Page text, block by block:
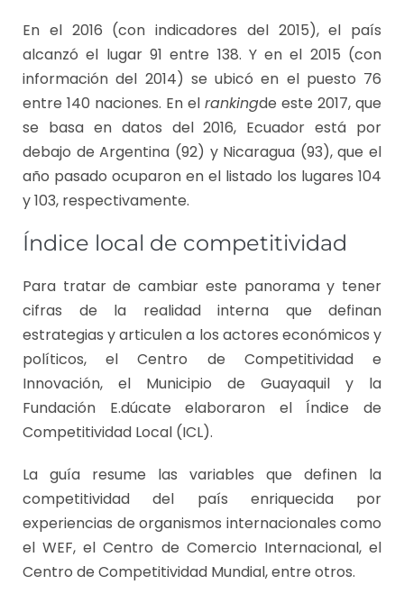
En el 2016 (con indicadores del 2015), el país
alcanzó el lugar 91 entre 138. Y en el 2015 (con
información del 2014) se ubicó en el puesto 76
entre 140 naciones. En el rankingde este 2017, que
se basa en datos del 2016, Ecuador está por
debajo de Argentina (92) y Nicaragua (93), que el
año pasado ocuparon en el listado los lugares 104
y 103, respectivamente.
Índice local de competitividad
Para tratar de cambiar este panorama y tener
cifras de la realidad interna que definan
estrategias y articulen a los actores económicos y
políticos, el Centro de Competitividad e
Innovación, el Municipio de Guayaquil y la
Fundación E.dúcate elaboraron el Índice de
Competitividad Local (ICL).
La guía resume las variables que definen la
competitividad del país enriquecida por
experiencias de organismos internacionales como
el WEF, el Centro de Comercio Internacional, el
Centro de Competitividad Mundial, entre otros.